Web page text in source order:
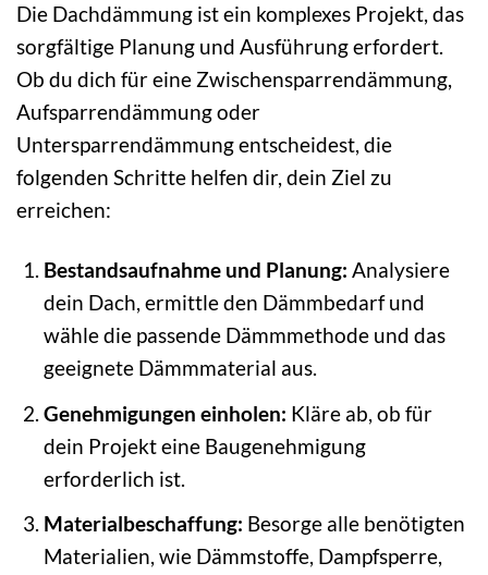
Die Dachdämmung ist ein komplexes Projekt, das
sorgfältige Planung und Ausführung erfordert.
Ob du dich für eine Zwischensparrendämmung,
Aufsparrendämmung oder
Untersparrendämmung entscheidest, die
folgenden Schritte helfen dir, dein Ziel zu
erreichen:
Bestandsaufnahme und Planung: Analysiere
dein Dach, ermittle den Dämmbedarf und
wähle die passende Dämmmethode und das
geeignete Dämmmaterial aus.
Genehmigungen einholen: Kläre ab, ob für
dein Projekt eine Baugenehmigung
erforderlich ist.
Materialbeschaffung: Besorge alle benötigten
Materialien, wie Dämmstoffe, Dampfsperre,